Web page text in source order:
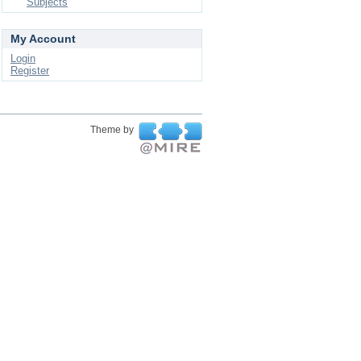
My Account
Login
Register
Theme by